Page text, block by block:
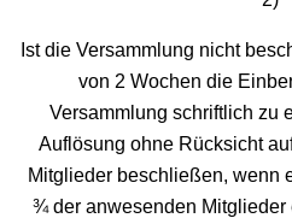
Ist die Versammlung nicht
von 2 Wochen die
Versammlung schriftlich zu
Auflösung ohne Rücksicht
Mitglieder beschließen, wenn
¾ der anwesenden Mitglieder